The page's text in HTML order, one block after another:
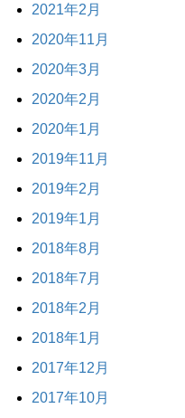
2021年2月
2020年11月
2020年3月
2020年2月
2020年1月
2019年11月
2019年2月
2019年1月
2018年8月
2018年7月
2018年2月
2018年1月
2017年12月
2017年10月